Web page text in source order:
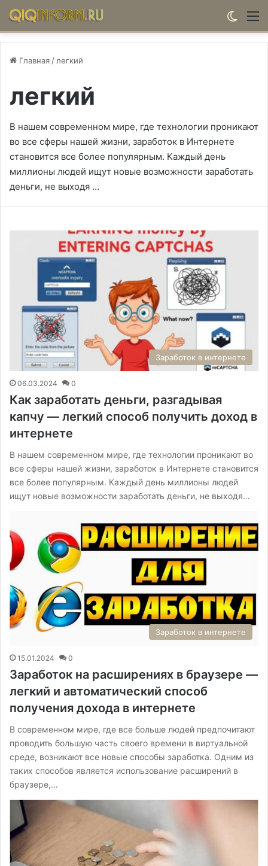
Главная / легкий
легкий
В нашем современном мире, где технологии проникают
во все сферы нашей жизни, заработок в Интернете
становится все более популярным. Каждый день
миллионы людей ищут новые возможности заработать
деньги, не выходя …
Заработок в интернете
06.03.2024 0
Как заработать деньги, разгадывая
капчу — легкий способ получить доход в
интернете
В нашем современном мире, где технологии проникают во
все сферы нашей жизни, заработок в Интернете становится
все более популярным. Каждый день миллионы людей
ищут новые возможности заработать деньги, не выходя…
Заработок в интернете
15.01.2024 0
Заработок на расширениях в браузере —
легкий и автоматический способ
получения дохода в интернете
В современном мире, где все больше людей предпочитают
проводить большую часть своего времени в виртуальной
среде, возникают все новые способы заработка. Одним из
таких способов является использование расширений в
браузере,…